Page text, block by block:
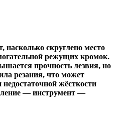
насколько скруглено место
режущих кромок.
прочность лезвия, но
резания, что может
жёсткости
— инструмент —